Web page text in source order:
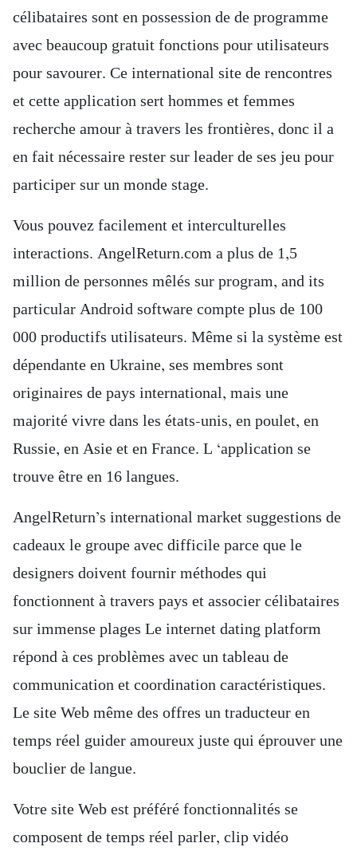
célibataires sont en possession de de programme
avec beaucoup gratuit fonctions pour utilisateurs
pour savourer. Ce international site de rencontres
et cette application sert hommes et femmes
recherche amour à travers les frontières, donc il a
en fait nécessaire rester sur leader de ses jeu pour
participer sur un monde stage.
Vous pouvez facilement et interculturelles
interactions. AngelReturn.com a plus de 1,5
million de personnes mêlés sur program, and its
particular Android software compte plus de 100
000 productifs utilisateurs. Même si la système est
dépendante en Ukraine, ses membres sont
originaires de pays international, mais une
majorité vivre dans les états-unis, en poulet, en
Russie, en Asie et en France. L ‘application se
trouve être en 16 langues.
AngelReturn’s international market suggestions de
cadeaux le groupe avec difficile parce que le
designers doivent fournir méthodes qui
fonctionnent à travers pays et associer célibataires
sur immense plages Le internet dating platform
répond à ces problèmes avec un tableau de
communication et coordination caractéristiques.
Le site Web même des offres un traducteur en
temps réel guider amoureux juste qui éprouver une
bouclier de langue.
Votre site Web est préféré fonctionnalités se
composent de temps réel parler, clip vidéo